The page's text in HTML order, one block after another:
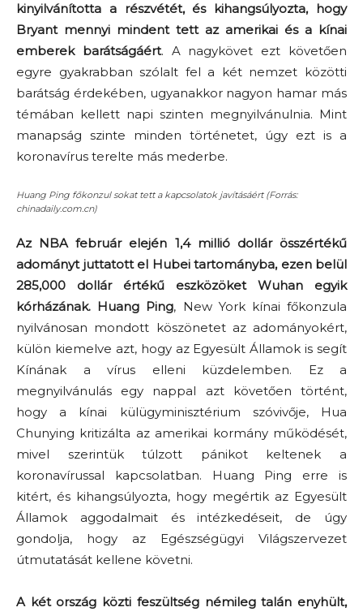
kinyilvánította a részvétét, és kihangsúlyozta, hogy
Bryant mennyi mindent tett az amerikai és a kínai
emberek barátságáért. A nagykövet ezt követően
egyre gyakrabban szólalt fel a két nemzet közötti
barátság érdekében, ugyanakkor nagyon hamar más
témában kellett napi szinten megnyilvánulnia. Mint
manapság szinte minden történetet, úgy ezt is a
koronavírus terelte más mederbe.
Huang Ping főkonzul sokat tett a kapcsolatok javításáért (Forrás:
chinadaily.com.cn)
Az NBA február elején 1,4 millió dollár összértékű
adományt juttatott el Hubei tartományba, ezen belül
285,000 dollár értékű eszközöket Wuhan egyik
kórházának. Huang Ping, New York kínai főkonzula
nyilvánosan mondott köszönetet az adományokért,
külön kiemelve azt, hogy az Egyesült Államok is segít
Kínának a vírus elleni küzdelemben. Ez a
megnyilvánulás egy nappal azt követően történt,
hogy a kínai külügyminisztérium szóvivője, Hua
Chunying kritizálta az amerikai kormány működését,
mivel szerintük túlzott pánikot keltenek a
koronavírussal kapcsolatban. Huang Ping erre is
kitért, és kihangsúlyozta, hogy megértik az Egyesült
Államok aggodalmait és intézkedéseit, de úgy
gondolja, hogy az Egészségügyi Világszervezet
útmutatását kellene követni.
A két ország közti feszültség némileg talán enyhült,